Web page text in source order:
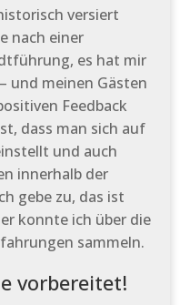
versiert
nach einer
es hat mir
und meinen Gästen
Feedback
dass man sich auf
und auch
innerhalb der
gebe zu, das ist
konnte ich über die
sammeln.
vorbereitet!